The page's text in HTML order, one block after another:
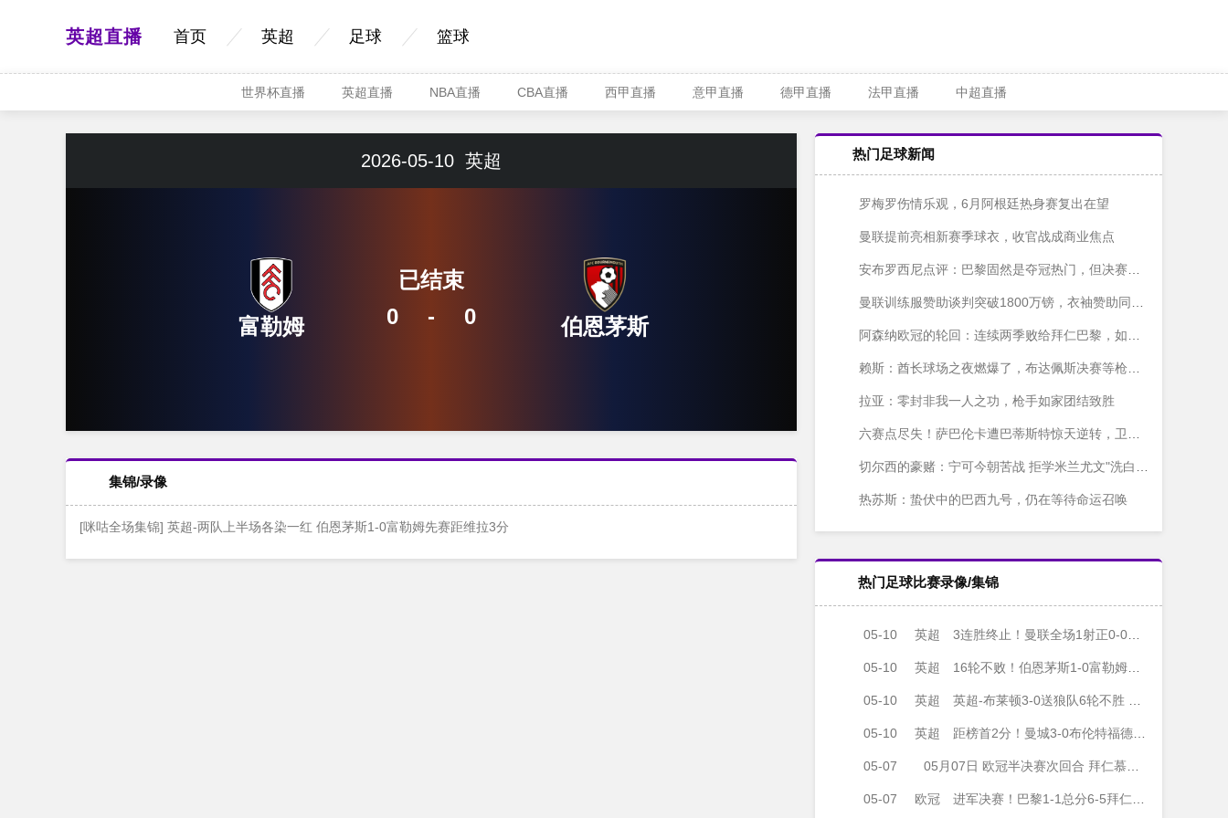
英超直播 首页 英超 足球 篮球
世界杯直播 英超直播 NBA直播 CBA直播 西甲直播 意甲直播 德甲直播 法甲直播 中超直播
2026-05-10 英超
富勒姆 0 - 0
已结束
伯恩茅斯
集锦/录像
[咪咕全场集锦] 英超-两队上半场各染一红 伯恩茅斯1-0富勒姆先赛距维拉3分
热门足球新闻
罗梅罗伤情乐观，6月阿根廷热身赛复出在望
曼联提前亮相新赛季球衣，收官战成商业焦点
安布罗西尼点评：巴黎固然是夺冠热门，但决赛遇上阿森纳胜算也就五五开
曼联训练服赞助谈判突破1800万镑，衣袖赞助同步推进
阿森纳欧冠的轮回：连续两季败给拜仁巴黎，如今决赛再遇旧敌
赖斯：酋长球场之夜燃爆了，布达佩斯决赛等枪迷来嗨
拉亚：零封非我一人之功，枪手如家团结致胜
六赛点尽失！萨巴伦卡遭巴蒂斯特惊天逆转，卫冕梦碎马德里
切尔西的豪赌：宁可今朝苦战 拒学米兰尤文"洗白"捷径
热苏斯：蛰伏中的巴西九号，仍在等待命运召唤
热门足球比赛录像/集锦
05-10 英超 3连胜终止！曼联全场1射正0-0桑德兰仍第3 拉门斯屡献神扑
05-10 英超 16轮不败！伯恩茅斯1-0富勒姆先赛距维拉3分 两队上半场各染一红
05-10 英超 英超-布莱顿3-0送狼队6轮不胜 辛谢尔伍德36秒闪击邓克、明特破门
05-10 英超 距榜首2分！曼城3-0布伦特福德 多库破门哈兰德传射马尔穆什建功
05-07 05月07日 欧冠半决赛次回合 拜仁慕尼黑vs巴黎圣日耳曼 全场录像
05-07 欧冠 进军决赛！巴黎1-1总分6-5拜仁将战阿森纳 登贝莱闪击凯恩破门